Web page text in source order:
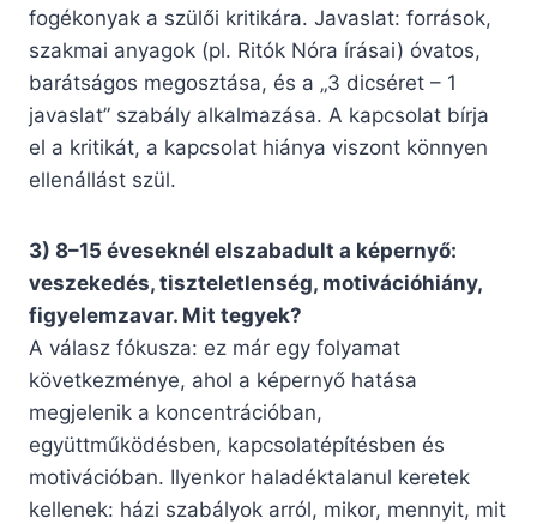
fogékonyak a szülői kritikára. Javaslat: források,
szakmai anyagok (pl. Ritók Nóra írásai) óvatos,
barátságos megosztása, és a „3 dicséret – 1
javaslat” szabály alkalmazása. A kapcsolat bírja
el a kritikát, a kapcsolat hiánya viszont könnyen
ellenállást szül.
3) 8–15 éveseknél elszabadult a képernyő:
veszekedés, tiszteletlenség, motivációhiány,
figyelemzavar. Mit tegyek?
A válasz fókusza: ez már egy folyamat
következménye, ahol a képernyő hatása
megjelenik a koncentrációban,
együttműködésben, kapcsolatépítésben és
motivációban. Ilyenkor haladéktalanul keretek
kellenek: házi szabályok arról, mikor, mennyit, mit